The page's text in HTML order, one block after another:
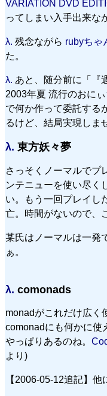
VARIATION DVD
ってしまい入手出来な
λ. 残念ながら rubyちゃ
た。
λ. あと、随分前に「『
2003年夏 流行のおに
で何か作って委託する
るけど、結局実現しま
λ. 東方妖々夢
さっそくノーマルでプ
ンテニューを使い尽く
い。もう一回プレイし
亡。時間がないので、
某氏はノーマルは一発
ぁ。
λ. comonads
monadがこれだけ広く
comonadにも何かに
やっぱりあるのね。
より)
【2006-05-12追記】他